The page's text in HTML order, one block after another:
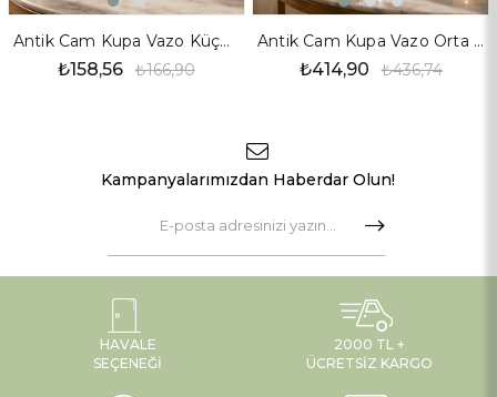
Model
Balkabağı (Çizgili Form)
Ağız YapısıDar Ağızlı (Tek dal/küçük buket uyumlu)
Modern, Minimalist, Romantik
Antik Cam Kupa Vazo Küçük Boy
₺158,56 ₺166,90
Antik Cam Kupa Vazo Orta Boy
₺414,90 ₺436,74
Kampanyalarımızdan Haberdar Olun!
HAVALE
SEÇENEĞI
2000 TL +
ÜCRETSIZ KARGO